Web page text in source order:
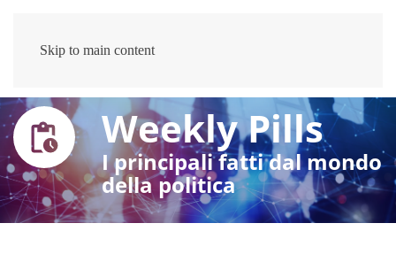
Skip to main content
Weekly Pills
I principali fatti dal mondo
della politica